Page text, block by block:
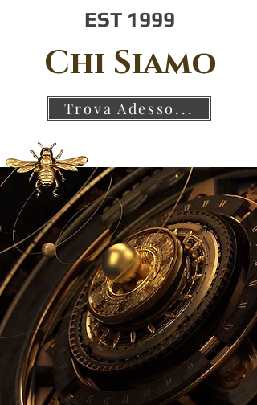
EST 1999
Chi Siamo
Trova Adesso...